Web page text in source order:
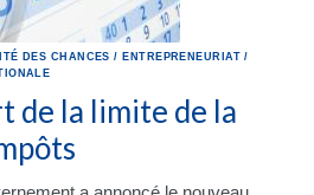
DES CHANCES / ENTREPRENEURIAT /
de la limite de la